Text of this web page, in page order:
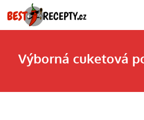
to
Výborná cuketová